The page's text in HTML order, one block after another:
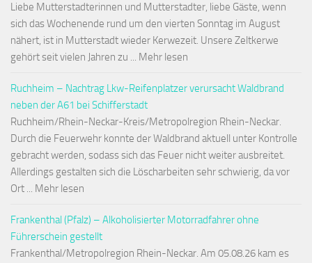
Liebe Mutterstadterinnen und Mutterstadter, liebe Gäste, wenn
sich das Wochenende rund um den vierten Sonntag im August
nähert, ist in Mutterstadt wieder Kerwezeit. Unsere Zeltkerwe
gehört seit vielen Jahren zu ... Mehr lesen
Ruchheim – Nachtrag Lkw-Reifenplatzer verursacht Waldbrand
neben der A61 bei Schifferstadt
Ruchheim/Rhein-Neckar-Kreis/Metropolregion Rhein-Neckar.
Durch die Feuerwehr konnte der Waldbrand aktuell unter Kontrolle
gebracht werden, sodass sich das Feuer nicht weiter ausbreitet.
Allerdings gestalten sich die Löscharbeiten sehr schwierig, da vor
Ort ... Mehr lesen
Frankenthal (Pfalz) – Alkoholisierter Motorradfahrer ohne
Führerschein gestellt
Frankenthal/Metropolregion Rhein-Neckar. Am 05.08.26 kam es